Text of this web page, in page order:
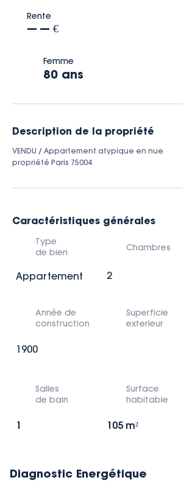
Rente
--- --- €
Femme
80 ans
Description de la propriété
VENDU / Appartement atypique en nue
propriété Paris 75004
Caractéristiques générales
Type
de bien
Appartement
Chambres
2
Année de
construction
1900
Superficie
exterieur
Salles
de bain
Surface
habitable
105 m²
Diagnostic Energétique